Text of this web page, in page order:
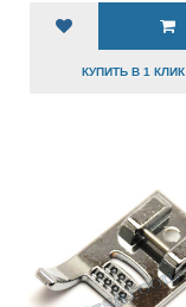
КУПИТЬ В 1 КЛИК